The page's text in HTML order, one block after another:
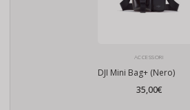
ACCESSORI
DJI Mini Bag+ (Nero)
35,00€